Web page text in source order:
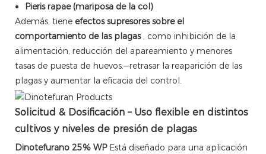
Pieris rapae (mariposa de la col)
Además, tiene efectos supresores sobre el
comportamiento de las plagas , como inhibición de la
alimentación, reducción del apareamiento y menores
tasas de puesta de huevos.—retrasar la reaparición de las
plagas y aumentar la eficacia del control.
Solicitud & Dosificación – Uso flexible en distintos
cultivos y niveles de presión de plagas
Dinotefurano 25% WP Está diseñado para una aplicación